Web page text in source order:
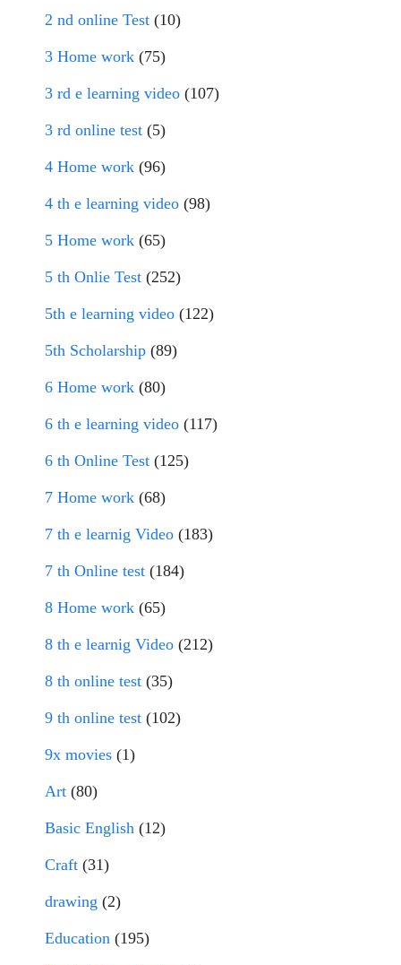
2 nd online Test (10)
3 Home work (75)
3 rd e learning video (107)
3 rd online test (5)
4 Home work (96)
4 th e learning video (98)
5 Home work (65)
5 th Onlie Test (252)
5th e learning video (122)
5th Scholarship (89)
6 Home work (80)
6 th e learning video (117)
6 th Online Test (125)
7 Home work (68)
7 th e learnig Video (183)
7 th Online test (184)
8 Home work (65)
8 th e learnig Video (212)
8 th online test (35)
9 th online test (102)
9x movies (1)
Art (80)
Basic English (12)
Craft (31)
drawing (2)
Education (195)